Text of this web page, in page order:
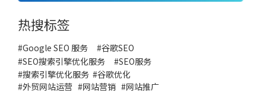
热搜标签
#Google SEO 服务 #谷歌SEO
#SEO搜索引擎优化服务 #SEO服务
#搜索引擎优化服务 #谷歌优化
#外贸网站运营 #网站营销 #网站推广